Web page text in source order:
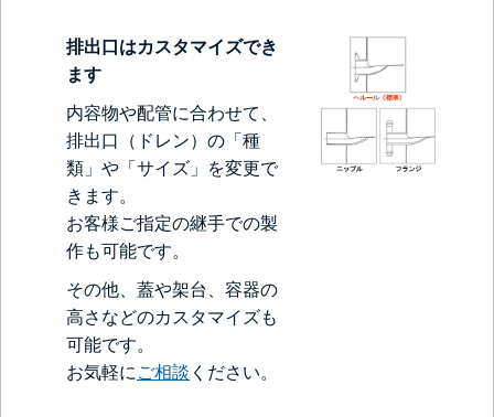
排出口はカスタマイズでき
ます
内容物や配管に合わせて、
排出口（ドレン）の「種
類」や「サイズ」を変更で
きます。
お客様ご指定の継手での製
作も可能です。
その他、蓋や架台、容器の
高さなどのカスタマイズも
可能です。
お気軽にご相談 ください。